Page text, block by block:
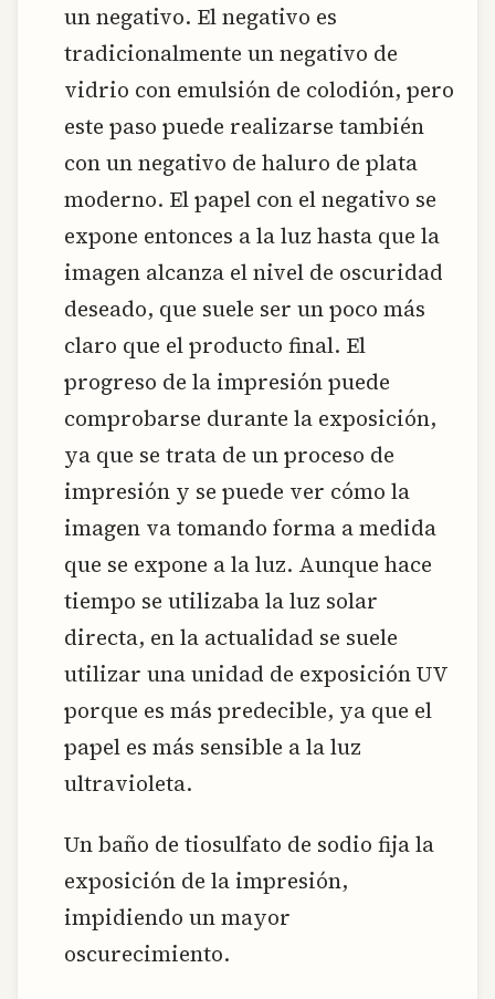
un negativo. El negativo es
tradicionalmente un negativo de
vidrio con emulsión de colodión, pero
este paso puede realizarse también
con un negativo de haluro de plata
moderno. El papel con el negativo se
expone entonces a la luz hasta que la
imagen alcanza el nivel de oscuridad
deseado, que suele ser un poco más
claro que el producto final. El
progreso de la impresión puede
comprobarse durante la exposición,
ya que se trata de un proceso de
impresión y se puede ver cómo la
imagen va tomando forma a medida
que se expone a la luz. Aunque hace
tiempo se utilizaba la luz solar
directa, en la actualidad se suele
utilizar una unidad de exposición UV
porque es más predecible, ya que el
papel es más sensible a la luz
ultravioleta.
Un baño de tiosulfato de sodio fija la
exposición de la impresión,
impidiendo un mayor
oscurecimiento.